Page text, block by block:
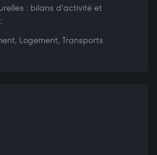
: bilans d'activité et
Logement, Transports